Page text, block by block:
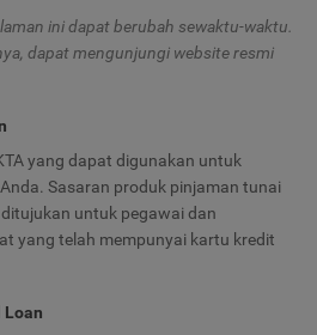
ini dapat berubah sewaktu-waktu.
dapat mengunjungi website resmi
yang dapat digunakan untuk
Sasaran produk pinjaman tunai
untuk pegawai dan
yang telah mempunyai kartu kredit
Loan